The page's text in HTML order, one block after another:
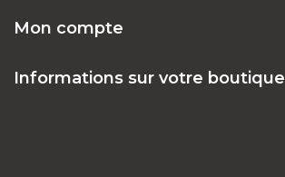
Mon compte
Informations sur votre boutique